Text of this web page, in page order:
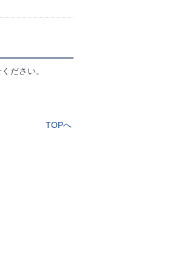
ださい。
TOPへ